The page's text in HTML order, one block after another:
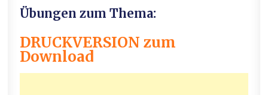
Übungen zum Thema:
DRUCKVERSION zum
Download